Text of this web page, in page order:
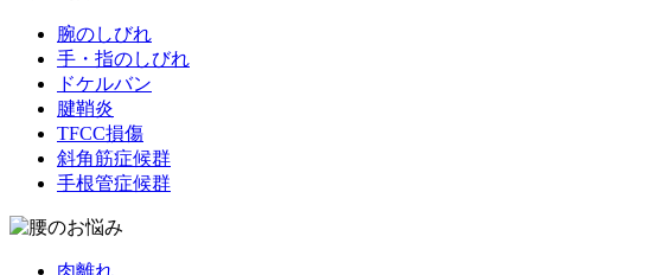
腕のしびれ
手・指のしびれ
ドケルバン
腱鞘炎
TFCC損傷
斜角筋症候群
手根管症候群
肉離れ